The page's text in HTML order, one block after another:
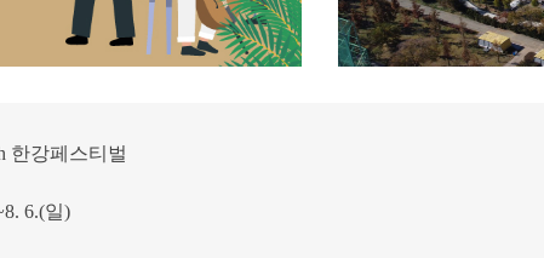
한강페스티벌
6.(일)